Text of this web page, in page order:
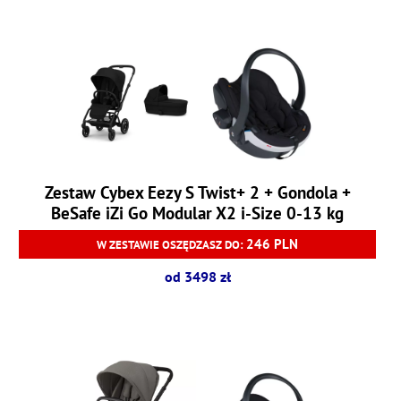
Zestaw Cybex Eezy S Twist+ 2 + Gondola +
BeSafe iZi Go Modular X2 i-Size 0-13 kg
W ZESTAWIE OSZĘDZASZ DO: 246 PLN
od 3498 zł